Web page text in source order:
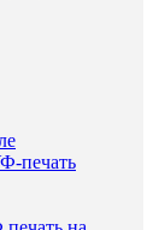
печать